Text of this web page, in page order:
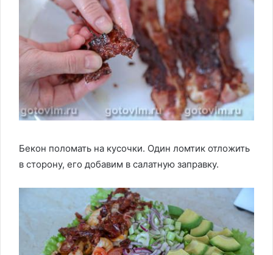
Бекон поломать на кусочки. Один ломтик отложить
в сторону, его добавим в салатную заправку.